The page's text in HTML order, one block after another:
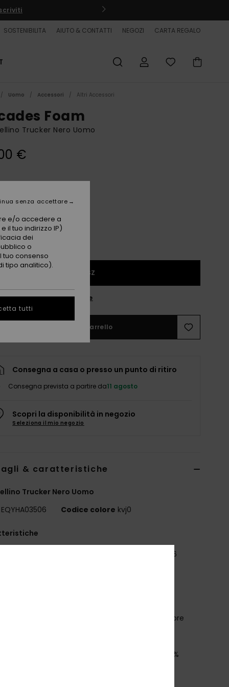
SOSTENIBILITA AIUTO & CONTATTI NEGOZI CARTA REGALO
Uomo Accessori Altri Accessori
Foam
Trucker Nero Uomo
€
1SZ
la guida alle taglie
Aggiungi al carrello
Consegna a casa o presso un punto di ritiro
Consegna prevista a partire da11 agosto
Scopri la disponibilità in negozio
Seleziona il mio negozio
& caratteristiche
Trucker Nero Uomo
EQYHA03506 Codice colore kvj0
cappello da camionista strutturato a 6
Etichetta ad alta definizione sulla chiusura posteriore
[Tessuto principale] 57% poliestere, 43%
e/o accedere a
il tuo indirizzo IP)
dei
o
tuo consenso
tipo analitico).
senza accettare
tutti